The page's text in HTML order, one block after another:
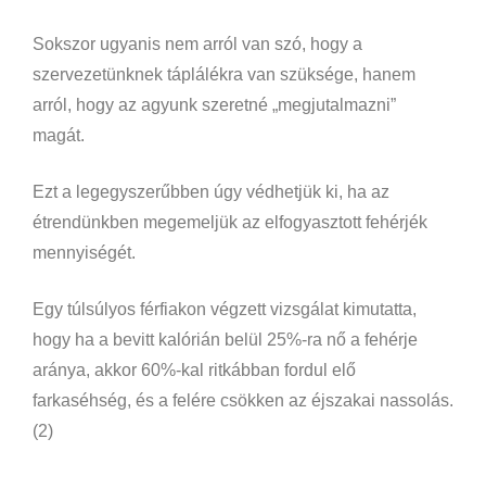
Sokszor ugyanis nem arról van szó, hogy a
szervezetünknek táplálékra van szüksége, hanem
arról, hogy az agyunk szeretné „megjutalmazni”
magát.
Ezt a legegyszerűbben úgy védhetjük ki, ha az
étrendünkben megemeljük az elfogyasztott fehérjék
mennyiségét.
Egy túlsúlyos férfiakon végzett vizsgálat kimutatta,
hogy ha a bevitt kalórián belül 25%-ra nő a fehérje
aránya, akkor 60%-kal ritkábban fordul elő
farkaséhség, és a felére csökken az éjszakai nassolás.
(2)